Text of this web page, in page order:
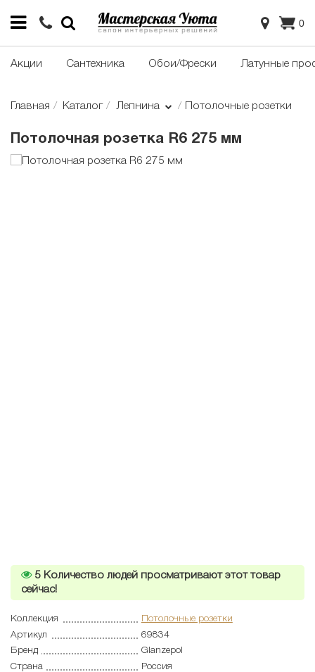
0
Акции Сантехника Обои/Фрески Латунные
Главная Каталог Лепнина Потолочные розетки
Потолочная розетка R6 275 мм
5 Количество людей просматривают этот товар
сейчас!
Коллекция
Потолочные розетки
Артикул
69834
Бренд
Glanzepol
Страна
Россия